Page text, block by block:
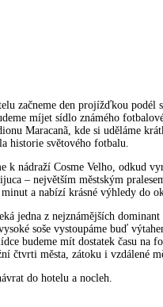
začneme den projížďkou
míjet sídlo známého
Maracanã, kde si uděláme
historie světového fotbalu.
k nádraží Cosme Velho, odkud
– největším městským
a nabízí krásné výhledy do
jedna z nejznámějších
soše vystoupáme buď
budeme mít dostatek času na
čtvrti města, zátoku i vzdálené
do hotelu a nocleh.